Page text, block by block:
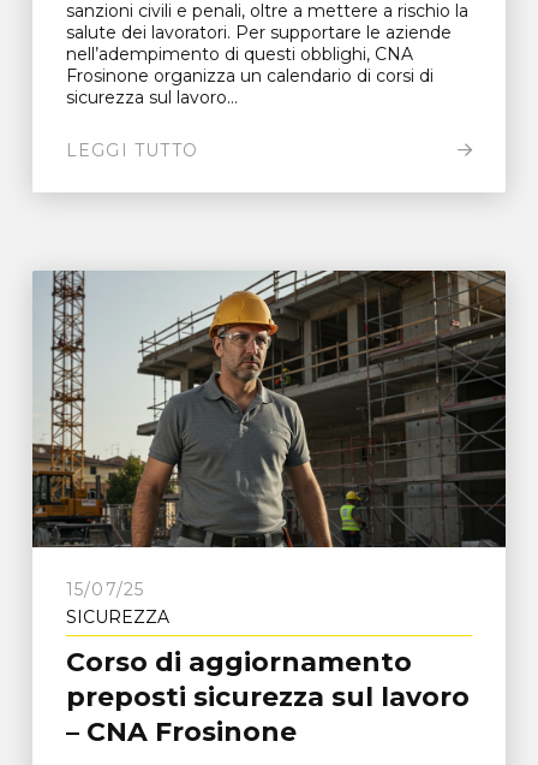
sanzioni civili e penali, oltre a mettere a rischio la
salute dei lavoratori. Per supportare le aziende
nell’adempimento di questi obblighi, CNA
Frosinone organizza un calendario di corsi di
sicurezza sul lavoro...
LEGGI TUTTO
15/07/25
SICUREZZA
Corso di aggiornamento
preposti sicurezza sul lavoro
– CNA Frosinone